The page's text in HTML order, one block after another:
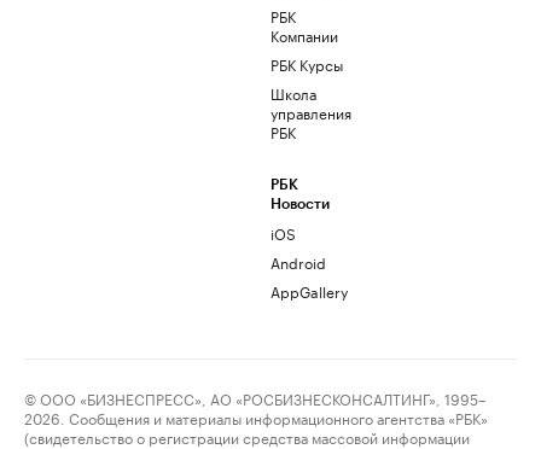
РБК
Компании
РБК Курсы
Школа
управления
РБК
РБК
Новости
iOS
Android
AppGallery
© ООО «БИЗНЕСПРЕСС», АО «РОСБИЗНЕСКОНСАЛТИНГ», 1995–
2026. Сообщения и материалы информационного агентства «РБК»
(свидетельство о регистрации средства массовой информации